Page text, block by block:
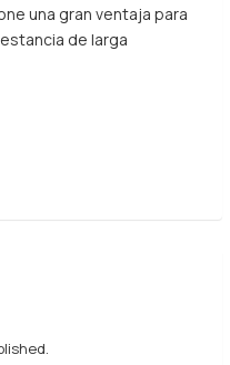
una gran ventaja para
de larga